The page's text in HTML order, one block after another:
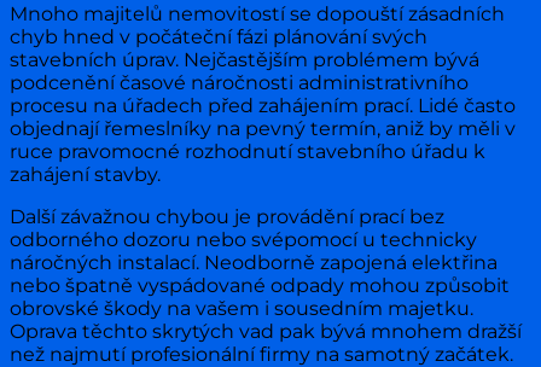
Mnoho majitelů nemovitostí se dopouští zásadních
chyb hned v počáteční fázi plánování svých
stavebních úprav. Nejčastějším problémem bývá
podcenění časové náročnosti administrativního
procesu na úřadech před zahájením prací. Lidé často
objednají řemeslníky na pevný termín, aniž by měli v
ruce pravomocné rozhodnutí stavebního úřadu k
zahájení stavby.
Další závažnou chybou je provádění prací bez
odborného dozoru nebo svépomocí u technicky
náročných instalací. Neodborně zapojená elektřina
nebo špatně vyspádované odpady mohou způsobit
obrovské škody na vašem i sousedním majetku.
Oprava těchto skrytých vad pak bývá mnohem dražší
než najmutí profesionální firmy na samotný začátek.